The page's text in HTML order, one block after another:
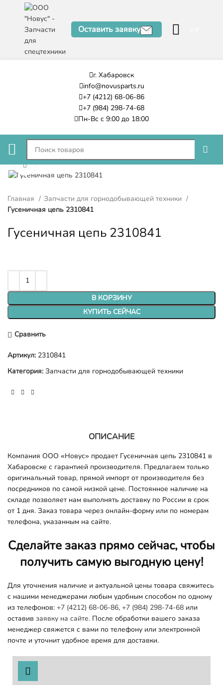
Оставить заявку
г. Хабаровск
info@novusparts.ru
+7 (4212) 68-06-86
+7 (984) 298-74-68
Пн-Вс с 9:00 до 18:00
Нажмите, чтобы увеличить
Главная
Запчасти для горнодобывающей техники
Гусеничная цепь 2310841
Гусеничная цепь 2310841
В КОРЗИНУ
КУПИТЬ СЕЙЧАС
Сравнить
Артикул: 2310841
Категория: Запчасти для горнодобывающей техники
ОПИСАНИЕ
Компания ООО «Новус» продает Гусеничная цепь 2310841 в
Хабаровске с гарантией производителя. Предлагаем только
оригинальный товар, прямой импорт от производителя без
посредников по самой низкой цене. Постоянное наличие на
складе позволяет нам выполнять доставку по России в срок
от 1 дня. Заказ товара через онлайн-форму или по номерам
телефона, указанным на сайте.
Сделайте заказ прямо сейчас, чтобы
получить самую выгодную цену!
Для уточнения наличие и актуальной цены товара свяжитесь
с нашими менеджерами любым удобным способом по одному
из телефонов: +7 (4212) 68-06-86, +7 (984) 298-74-68 или
оставив заявку на сайте. После обработки вашего заказа
менеджер свяжется с вами по телефону или электронной
почте и уточнит удобное время для доставки.